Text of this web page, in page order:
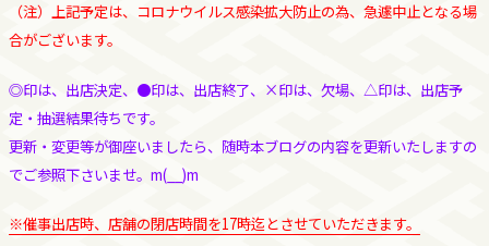
（注）上記予定は、コロナウイルス感染拡大防止の為、急遽中止となる場
合がございます。
◎印は、出店決定、●印は、出店終了、×印は、欠場、△印は、出店予
定・抽選結果待ちです。
更新・変更等が御座いましたら、随時本ブログの内容を更新いたしますの
でご参照下さいませ。m(__)m
※催事出店時、店舗の閉店時間を17時迄とさせていただきます。